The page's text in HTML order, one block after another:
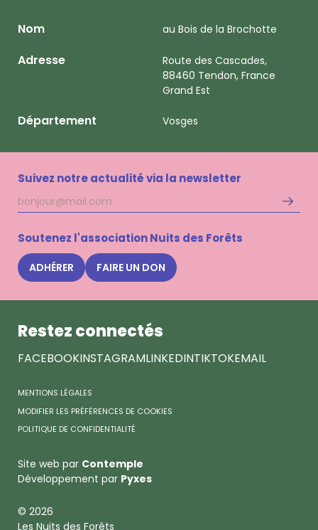
Nom au Bois de la Brochotte
Adresse
Route des Cascades,
88460 Tendon, France
Grand Est
Département Vosges
Suivez notre actualité via la newsletter
Adresse
mail
Soutenez l'association Nuits des Forêts
ADHÉRER FAIRE UN DON
Restez connectés
FACEBOOKINSTAGRAMLINKEDINTIKTOKEMAIL
MENTIONS LÉGALES
MODIFIER LES PRÉFÉRENCES DE COOKIES
POLITIQUE DE CONFIDENTIALITÉ
Site web par Contemple
Développement par Pyxes
© 2026
Les Nuits des Forêts